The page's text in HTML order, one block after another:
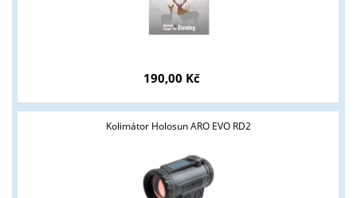
190,00 Kč
Kolimátor Holosun ARO EVO RD2